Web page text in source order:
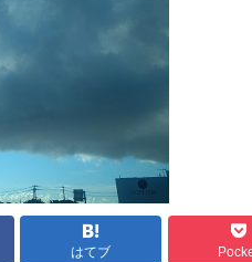
はてブ